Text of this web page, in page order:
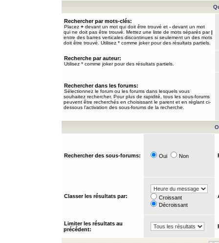
Rechercher par mots-clés:
Placez + devant un mot qui doit être trouvé et - devant un mot
qui ne doit pas être trouvé. Mettez une liste de mots séparés par|
entre des barres verticales discontinues si seulement un des mots
doit être trouvé. Utilisez * comme joker pour des résultats partiels.
Recherche par auteur:
Utilisez * comme joker pour des résultats partiels.
Rechercher dans les forums:
Sélectionnez le forum ou les forums dans lesquels vous
souhaitez rechercher. Pour plus de rapidité, tous les sous-forums
peuvent être recherchés en choisissant le parent et en réglant ci-
dessous l’activation des sous-forums de la recherche.
Rechercher des sous-forums: Oui Non
Classer les résultats par:
Croissant
Décroissant
Limiter les résultats au
précédent: